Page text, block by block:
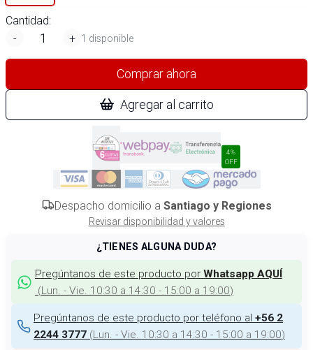
Cantidad:
-
+ 1 disponible
Comprar ahora
Agregar al carrito
4%
OFF
Despacho domicilio a Santiago y Regiones
Revisar disponibilidad y valores
¿TIENES ALGUNA DUDA?
Pregúntanos de este producto por Whatsapp AQUÍ
(Lun. - Vie. 10:30 a 14:30 - 15:00 a 19:00)
Pregúntanos de este producto por teléfono al +56 2
2244 3777 (Lun. - Vie. 10:30 a 14:30 - 15:00 a 19:00)